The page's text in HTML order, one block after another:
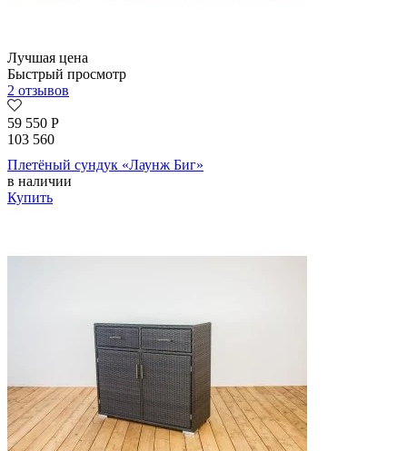
Лучшая цена
Быстрый просмотр
2 отзывов
59 550 Р
103 560
Плетёный сундук «Лаунж Биг»
в наличии
Купить